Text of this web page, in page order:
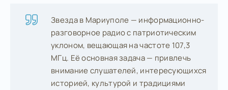
Звезда в Мариуполе — информационно-
разговорное радио с патриотическим
уклоном, вещающая на частоте 107,3
МГц. Её основная задача — привлечь
внимание слушателей, интересующихся
историей, культурой и традициями